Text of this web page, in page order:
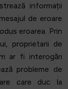
informații
de eroare
eroarea. Prin
proprietarii de
ar fi interogări
probleme de
care duc la